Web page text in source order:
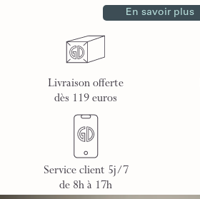
En savoir plus
Livraison offerte
dès 119 euros
Service client 5j/7
de 8h à 17h